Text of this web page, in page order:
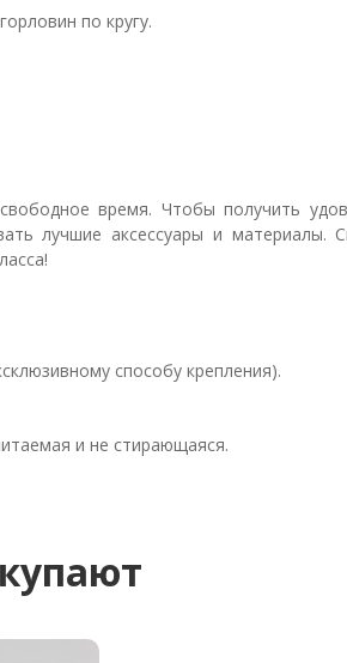
по кругу.
время. Чтобы получить
лучшие аксессуары и материалы.
способу крепления).
и не стирающаяся.